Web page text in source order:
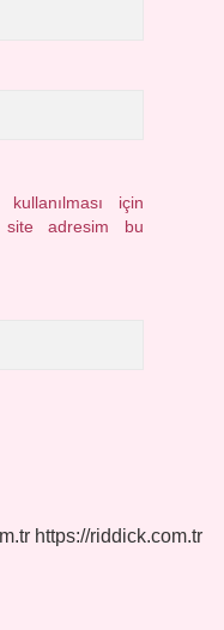
için
site adresim bu
https://riddick.com.tr